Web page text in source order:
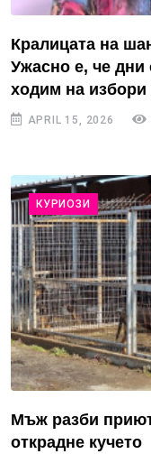
Кралицата на
Ужасно е, че
ходим на избори
APRIL 15, 2026
КУРИОЗИ
Мъж разби
открадне кучето